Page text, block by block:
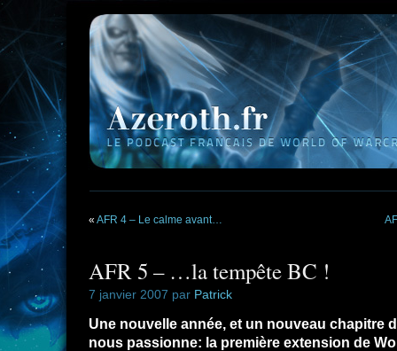
« AFR 4 – Le calme avant…
AFR 5 – …la tempête BC !
7 janvier 2007 par Patrick
Une nouvelle année, et un nouveau chapitre
nous passionne: la première extension de